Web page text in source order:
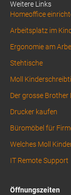
Weitere Links
Homeoffice
Arbeitsplatz im
Ergonomie am
Stehtische
Moll
Der grosse Brother
Drucker kaufen
Büromöbel für
Welches Moll
IT Remote Support
Öffnungszeiten